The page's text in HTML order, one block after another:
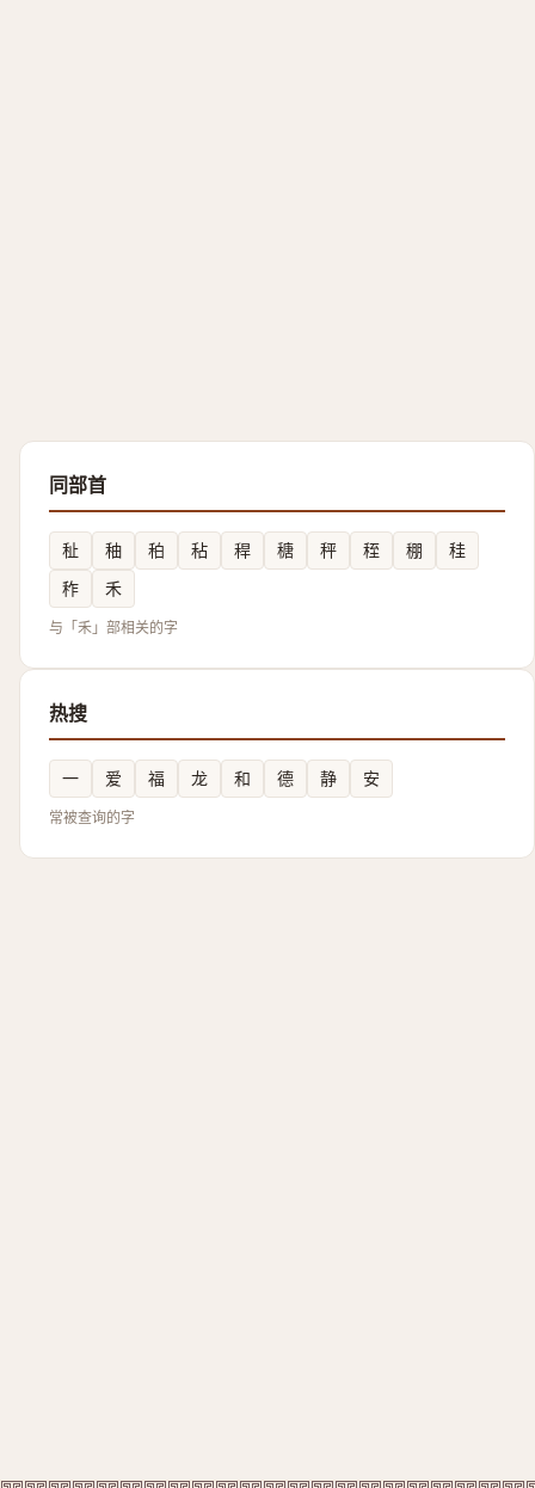
同部首
䄳 秞 䄸 秥 稈 䅯 秤 秷 稝
䅅
秨
禾
与「禾」部相关的字
热搜
一 爱 福 龙 和 德 静 安
常被查询的字